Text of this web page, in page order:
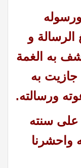
و
به الغمة
جازيت به
ورسالته.
على سنته
واحشرنا